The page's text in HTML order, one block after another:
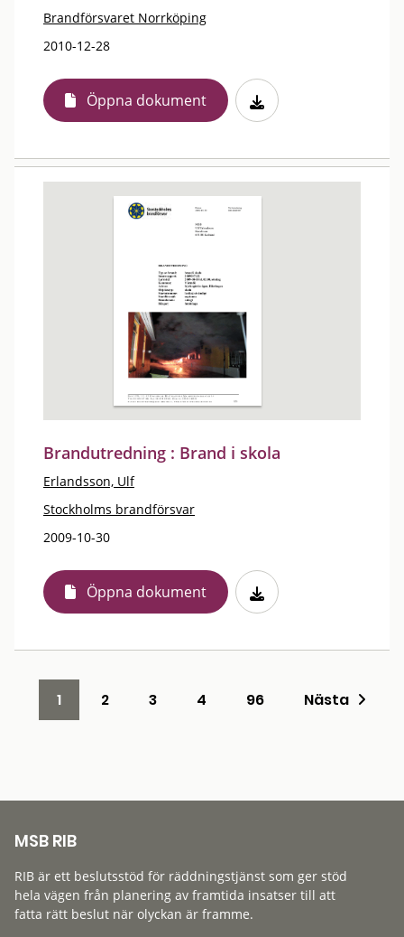
Brandförsvaret Norrköping
2010-12-28
Öppna dokument
Brandutredning : Brand i skola
Erlandsson, Ulf
Stockholms brandförsvar
2009-10-30
Öppna dokument
1 2 3 4 96 Nästa
MSB RIB
RIB är ett beslutsstöd för räddningstjänst som ger stöd
hela vägen från planering av framtida insatser till att
fatta rätt beslut när olyckan är framme.